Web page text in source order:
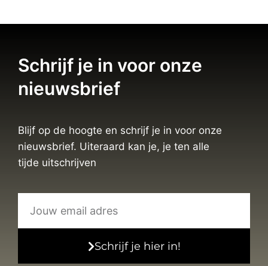
Schrijf je in voor onze
nieuwsbrief
Blijf op de hoogte en schrijf je in voor onze
nieuwsbrief. Uiteraard kan je, je ten alle
tijde uitschrijven
Schrijf je hier in!